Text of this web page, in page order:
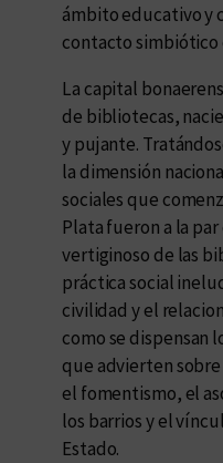
ámbito educativo y
contacto simbiótico
La capital
de bibliotecas,
y pujante.
la dimensión
sociales que
Plata fueron a la
vertiginoso de las
práctica social
civilidad y el
como se dispensan
que advierten
el fomentismo, el
los barrios y el
Estado.